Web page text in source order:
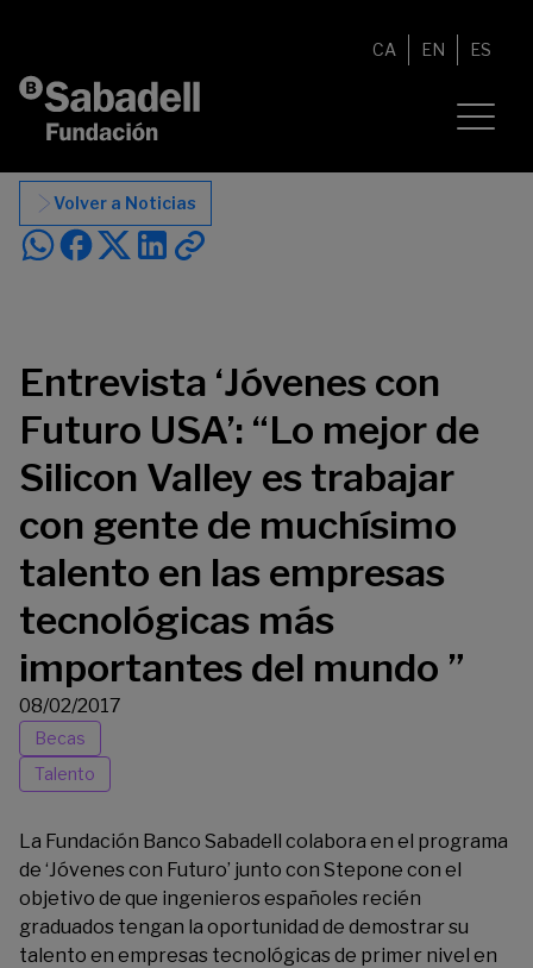
CA EN ES
Volver a Noticias
Entrevista ‘Jóvenes con
Futuro USA’: “Lo mejor de
Silicon Valley es trabajar
con gente de muchísimo
talento en las empresas
tecnológicas más
importantes del mundo ”
08/02/2017
Becas
Talento
La Fundación Banco Sabadell colabora en el programa
de ‘Jóvenes con Futuro’ junto con Stepone con el
objetivo de que ingenieros españoles recién
graduados tengan la oportunidad de demostrar su
talento en empresas tecnológicas de primer nivel en